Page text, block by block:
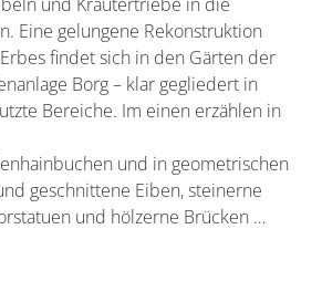
Eine gelungene Rekonstruktion
findet sich in den Gärten der
Borg – klar gegliedert in
Bereiche. Im einen erzählen in
und in geometrischen
geschnittene Eiben, steinerne
und hölzerne Brücken …